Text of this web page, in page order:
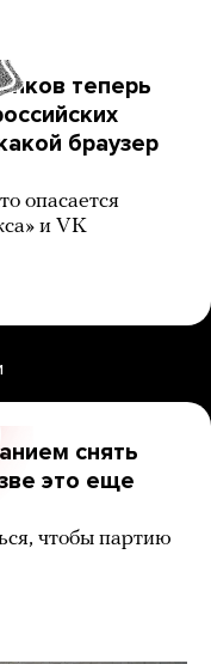
теперь
браузер
опасается
и VK
снять
это еще
чтобы партию